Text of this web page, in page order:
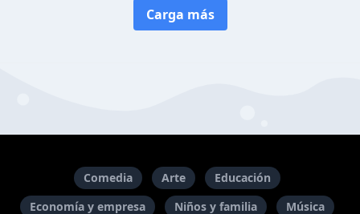
Carga más
Comedia Arte
Educación
Economía y empresa
Niños y familia Música